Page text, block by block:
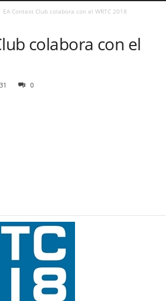
EA Contest Club colabora con el WRTC 2018
colabora con el
0